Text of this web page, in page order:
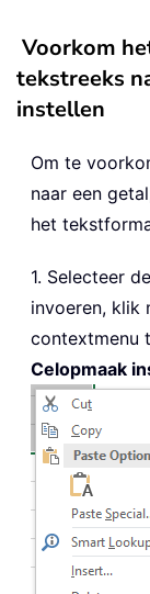
Voorkom
tekstreeks
instellen
Om te
naar een
het
1. Selecteer
invoeren, klik
contextmenu
Celopmaak